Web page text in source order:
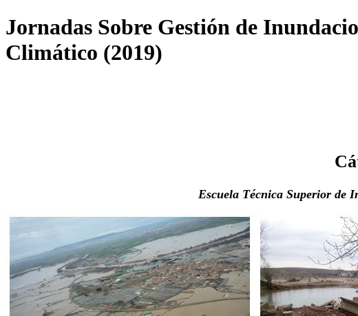
Jornadas Sobre Gestión de
Climático (2019)
Escuela Técnica Superior de